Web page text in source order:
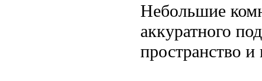
Небольшие
аккуратного
пространство